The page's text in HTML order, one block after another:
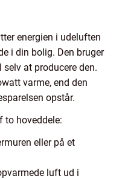
energien i udeluften
i din bolig. Den bruger
at producere den.
varme, end den
opstår.
to hoveddele:
eller på et
luft ud i